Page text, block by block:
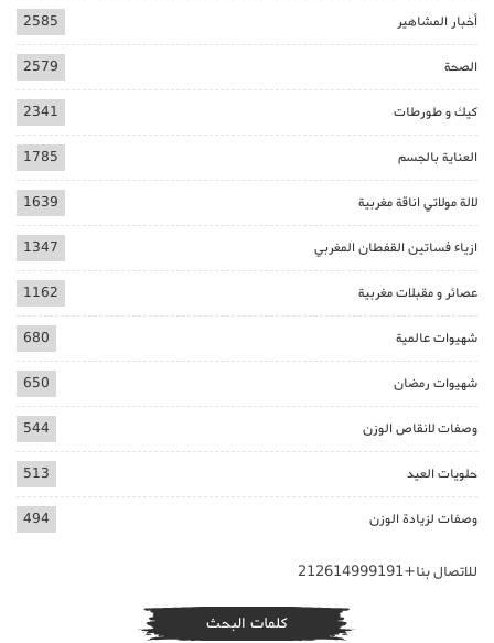
أخبار المشاهير 2585
الصحة 2579
كيك و طورطات 2341
العناية بالجسم 1785
لالة مولاتي اناقة مغربية 1639
ازياء فساتين القفطان المغربي 1347
عصائر و مقبلات مغربية 1162
شهيوات عالمية 680
شهيوات رمضان 650
وصفات لانقاص الوزن 544
حلويات العيد 513
وصفات لزيادة الوزن 494
للاتصال بنا+212614999191
كلمات البحث